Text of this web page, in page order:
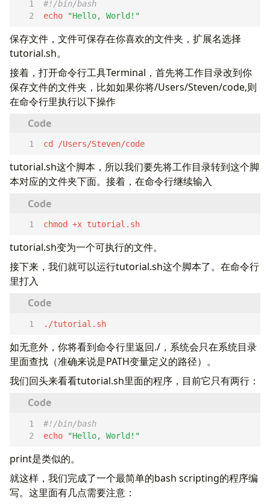
echo
"Hello, World!"
保存文件，文件可保存在你喜欢的文件夹，扩展名选择
tutorial.sh。
接着，打开命令行工具Terminal，首先将工作目录改到你
保存文件的文件夹，比如如果你将/Users/Steven/code,则
在命令行里执行以下操作
cd /Users/Steven/code
tutorial.sh这个脚本，所以我们要先将工作目录转到这个脚
本对应的文件夹下面。接着，在命令行继续输入
chmod +x tutorial.sh
tutorial.sh变为一个可执行的文件。
接下来，我们就可以运行tutorial.sh这个脚本了。在命令行
里打入
./tutorial.sh
如无意外，你将看到命令行里返回./，系统会只在系统目录
里面查找（准确来说是PATH变量定义的路径）。
我们回头来看看tutorial.sh里面的程序，目前它只有两行：
echo
"Hello, World!"
print是类似的。
就这样，我们完成了一个最简单的bash scripting的程序编
写。这里面有几点需要注意：